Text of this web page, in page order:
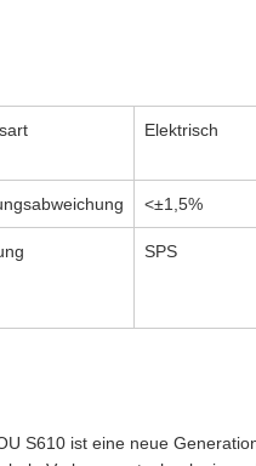
Elektrisch
<±1,5%
SPS
S610 ist eine neue